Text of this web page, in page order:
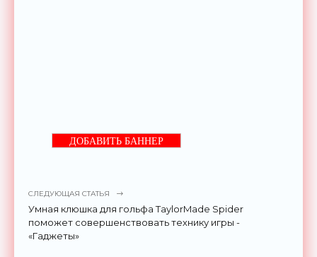
ДОБАВИТЬ БАННЕР
СЛЕДУЮЩАЯ СТАТЬЯ
Умная клюшка для гольфа TaylorMade Spider
поможет совершенствовать технику игры -
«Гаджеты»